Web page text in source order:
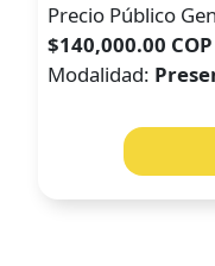
Precio Público
$140,000.00 COP
Modalidad: